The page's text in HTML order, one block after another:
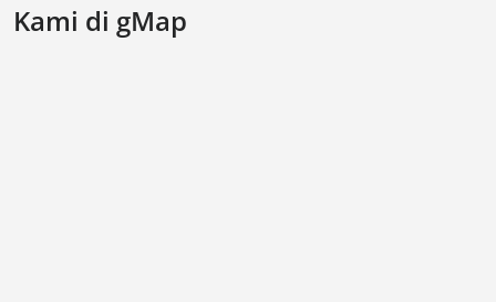
Kami di gMap